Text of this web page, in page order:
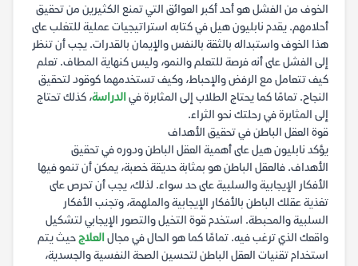
الخوف من الفشل هو أحد أكبر العوائق التي تمنع الكثيرين من تحقيق
أحلامهم. يقدم نابليون هيل في كتابه استراتيجيات عملية للتغلب على
هذا الخوف واستبداله بالثقة بالنفس والإيمان بالقدرات. يجب أن تنظر
إلى الفشل على أنه فرصة للتعلم والنمو، وليس كنهاية المطاف. تعلم
كيف تتعامل مع الرفض والإحباط، وكيف تستخدمهما كوقود لتحقيق
النجاح. تمامًا كما يحتاج الطلاب إلى المثابرة فيالدراسة، كذلك تحتاج
إلى المثابرة في رحلتك نحو الثراء.
قوة العقل الباطن في تحقيق الأهداف
يؤكد نابليون هيل على أهمية العقل الباطن ودوره في تحقيق
الأهداف. فالعقل الباطن هو بمثابة حديقة خصبة، يمكن أن تنمو فيها
الأفكار الإيجابية والسلبية على حد سواء. لذلك، يجب أن تحرص على
تغذية عقلك الباطن بالأفكار الإيجابية والملهمة، وتجنب الأفكار
السلبية والمحبطة. استخدم قوة التخيل والتصور الإيجابي لتشكيل
واقعك الذي ترغب فيه. تمامًا كما هو الحال في مجالالعلاجحيث يتم
استخدام تقنيات العقل الباطن لتحسين الصحة النفسية والجسدية،